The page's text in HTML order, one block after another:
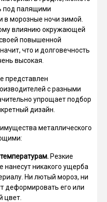
под палящими
в морозные ночи зимой.
влиянию окружающей
повышенной
что и долговечность
высокая.
представлен
с разными
упрощает подбор
дизайн.
металлического
Резкие
нанесут никакого ущерба
Ни лютый мороз, ни
деформировать его или
цвет.